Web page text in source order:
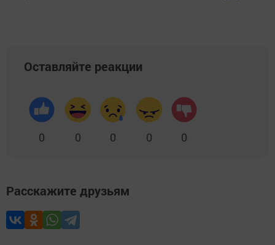
Оставляйте реакции
0 0 0 0 0
Расскажите друзьям